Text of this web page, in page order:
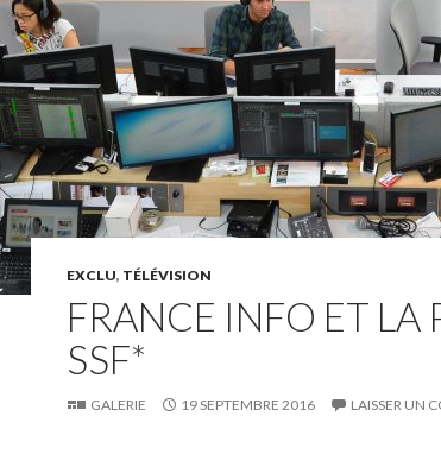
EXCLU, TÉLÉVISION
FRANCE INFO ET LA
SSF*
GALERIE 19 SEPTEMBRE 2016 LAISSER UN